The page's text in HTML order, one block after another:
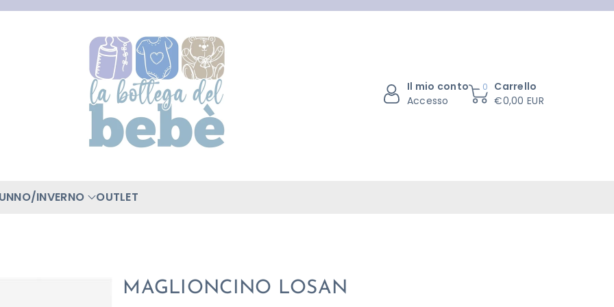
Il mio conto
Accesso
0
Carrello
€0,00 EUR
INVERNO OUTLET
MAGLIONCINO LOSAN